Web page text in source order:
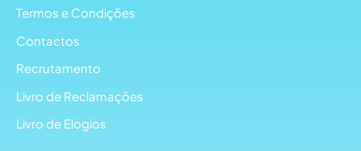
Termos e Condições
Contactos
Recrutamento
Livro de Reclamações
Livro de Elogios